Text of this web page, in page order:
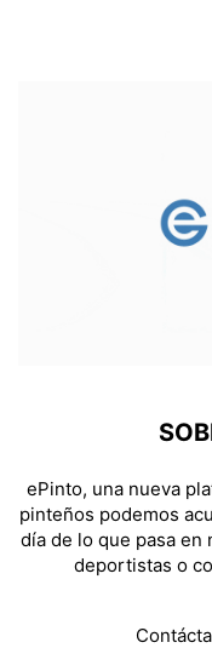
ePinto, una nueva
pinteños podemos
día de lo que pasa
deportistas o